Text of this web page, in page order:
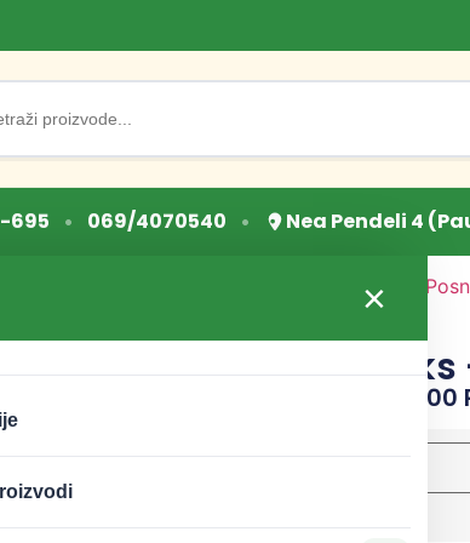
695 • 069/4070540 • Nea Pendeli 4
×
Posna hrana
Koko Afa keks
2.500
težina